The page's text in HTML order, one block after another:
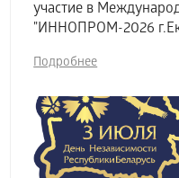
участие в
"ИННОПРОМ-2026
Подробнее